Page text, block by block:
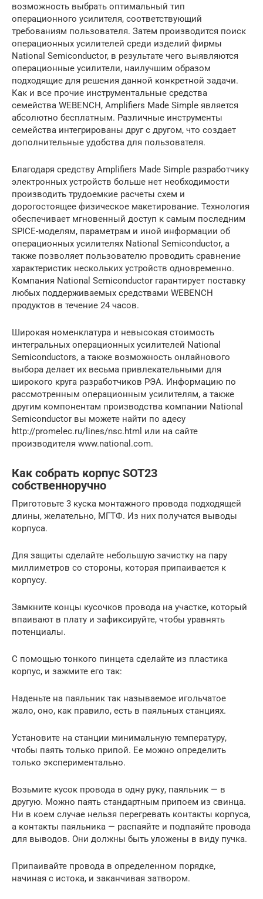
возможность выбрать оптимальный тип
операционного усилителя, соответствующий
требованиям пользователя. Затем производится поиск
операционных усилителей среди изделий фирмы
National Semiconductor, в результате чего выявляются
операционные усилители, наилучшим образом
подходящие для решения данной конкретной задачи.
Как и все прочие инструментальные средства
семейства WEBENCH, Amplifiers Made Simple является
абсолютно бесплатным. Различные инструменты
семейства интегрированы друг с другом, что создает
дополнительные удобства для пользователя.
Благодаря средству Amplifiers Made Simple разработчику
электронных устройств больше нет необходимости
производить трудоемкие расчеты схем и
дорогостоящее физическое макетирование. Технология
обеспечивает мгновенный доступ к самым последним
SPICE-моделям, параметрам и иной информации об
операционных усилителях National Semiconductor, а
также позволяет пользователю проводить сравнение
характеристик нескольких устройств одновременно.
Компания National Semiconductor гарантирует поставку
любых поддерживаемых средствами WEBENCH
продуктов в течение 24 часов.
Широкая номенклатура и невысокая стоимость
интегральных операционных усилителей National
Semiconductors, а также возможность онлайнового
выбора делает их весьма привлекательными для
широкого круга разработчиков РЭА. Информацию по
рассмотренным операционным усилителям, а также
другим компонентам производства компании National
Semiconductor вы можете найти по адесу
http://promelec.ru/lines/nsc.html или на сайте
производителя www.national.com.
Как собрать корпус SOT23
собственноручно
Приготовьте 3 куска монтажного провода подходящей
длины, желательно, МГТФ. Из них получатся выводы
корпуса.
Для защиты сделайте небольшую зачистку на пару
миллиметров со стороны, которая припаивается к
корпусу.
Замкните концы кусочков провода на участке, который
впаивают в плату и зафиксируйте, чтобы уравнять
потенциалы.
С помощью тонкого пинцета сделайте из пластика
корпус, и зажмите его так:
Наденьте на паяльник так называемое игольчатое
жало, оно, как правило, есть в паяльных станциях.
Установите на станции минимальную температуру,
чтобы паять только припой. Ее можно определить
только экспериментально.
Возьмите кусок провода в одну руку, паяльник — в
другую. Можно паять стандартным припоем из свинца.
Ни в коем случае нельзя перегревать контакты корпуса,
а контакты паяльника — распаяйте и подпаяйте провода
для выводов. Они должны быть уложены в виду пучка.
Припаивайте провода в определенном порядке,
начиная с истока, и заканчивая затвором.